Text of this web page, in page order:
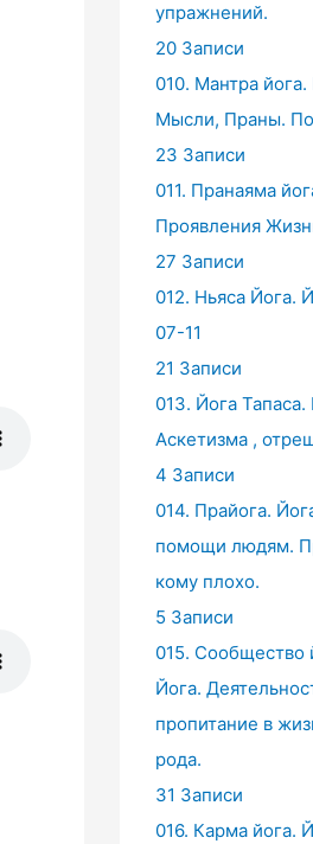
упражнений.
20 Записи
010. Мантра
Мысли, Праны.
23 Записи
011. Пранаяма
Проявления
27 Записи
012. Ньяса Йога.
07-11
21 Записи
013. Йога
Аскетизма ,
4 Записи
014. Прайога.
помощи людям.
кому плохо.
5 Записи
015. Сообщество
Йога.
пропитание в
рода.
31 Записи
016. Карма йога.